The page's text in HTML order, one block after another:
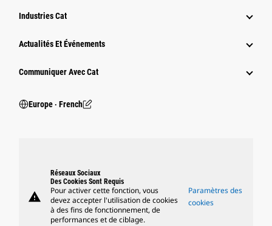
Industries Cat
Actualités Et Événements
Communiquer Avec Cat
Europe ‧ French
warning
Réseaux Sociaux
Des Cookies Sont Requis
Pour activer cette fonction, vous
devez accepter l'utilisation de cookies
à des fins de fonctionnement, de
performances et de ciblage.
Paramètres des
cookies